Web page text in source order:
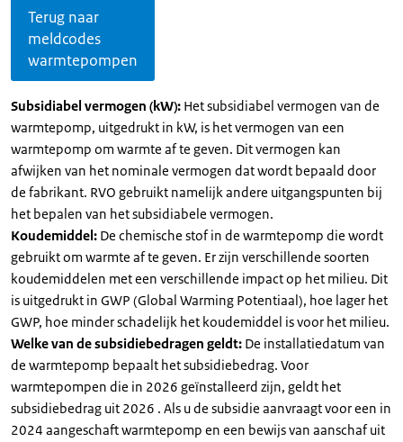
Terug naar
meldcodes
warmtepompen
Subsidiabel vermogen (kW): Het subsidiabel vermogen van de
warmtepomp, uitgedrukt in kW, is het vermogen van een
warmtepomp om warmte af te geven. Dit vermogen kan
afwijken van het nominale vermogen dat wordt bepaald door
de fabrikant. RVO gebruikt namelijk andere uitgangspunten bij
het bepalen van het subsidiabele vermogen.
Koudemiddel: De chemische stof in de warmtepomp die wordt
gebruikt om warmte af te geven. Er zijn verschillende soorten
koudemiddelen met een verschillende impact op het milieu. Dit
is uitgedrukt in GWP (Global Warming Potentiaal), hoe lager het
GWP, hoe minder schadelijk het koudemiddel is voor het milieu.
Welke van de subsidiebedragen geldt: De installatiedatum van
de warmtepomp bepaalt het subsidiebedrag. Voor
warmtepompen die in 2026 geïnstalleerd zijn, geldt het
subsidiebedrag uit 2026 . Als u de subsidie aanvraagt voor een in
2024 aangeschaft warmtepomp en een bewijs van aanschaf uit